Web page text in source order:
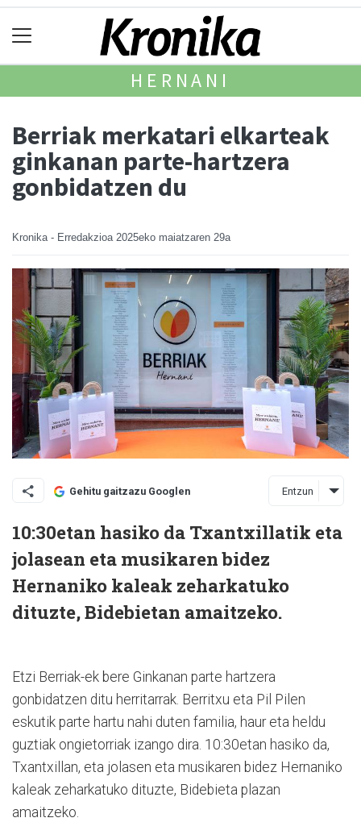
HERNANI
Berriak merkatari elkarteak
ginkanan parte-hartzera
gonbidatzen du
Kronika - Erredakzioa 2025eko maiatzaren 29a
Gehitu gaitzazu Googlen Entzun
10:30etan hasiko da Txantxillatik eta
jolasean eta musikaren bidez
Hernaniko kaleak zeharkatuko
dituzte, Bidebietan amaitzeko.
Etzi Berriak-ek bere Ginkanan parte hartzera
gonbidatzen ditu herritarrak. Berritxu eta Pil Pilen
eskutik parte hartu nahi duten familia, haur eta heldu
guztiak ongietorriak izango dira. 10:30etan hasiko da,
Txantxillan, eta jolasen eta musikaren bidez Hernaniko
kaleak zeharkatuko dituzte, Bidebieta plazan
amaitzeko.